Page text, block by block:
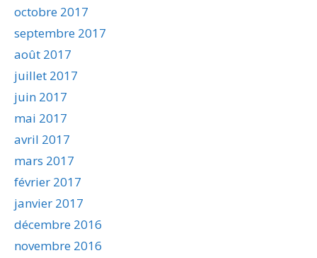
octobre 2017
septembre 2017
août 2017
juillet 2017
juin 2017
mai 2017
avril 2017
mars 2017
février 2017
janvier 2017
décembre 2016
novembre 2016